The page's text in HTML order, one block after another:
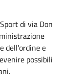
di via Don
dell'ordine e
possibili